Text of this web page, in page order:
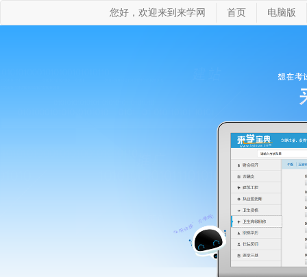
您好，欢迎来到来学网 首页 电脑版